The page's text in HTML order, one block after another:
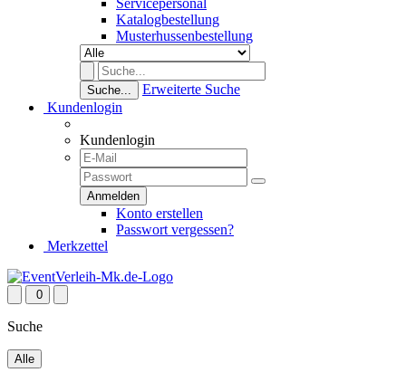
Servicepersonal
Katalogbestellung
Musterhussenbestellung
Suche...
Erweiterte Suche
Kundenlogin
Kundenlogin
Konto erstellen
Passwort vergessen?
Merkzettel
0
Suche
Alle